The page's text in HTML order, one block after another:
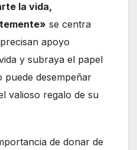
la vida,
se centra
apoyo
y subraya el papel
puede desempeñar
valioso regalo de su
de donar de